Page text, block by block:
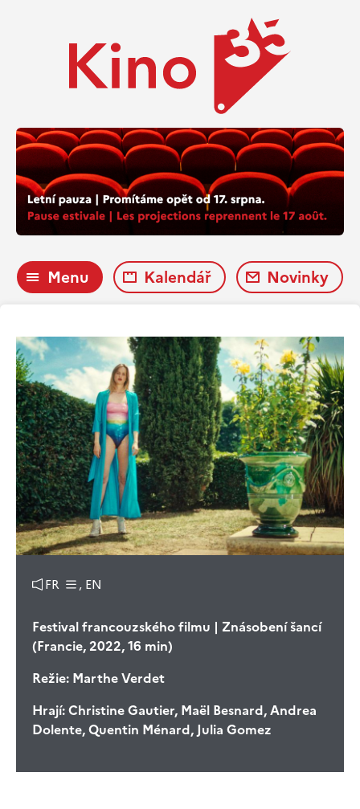
Menu Kalendář Novinky
FR , EN
Festival francouzského filmu | Znásobení šancí
(Francie, 2022, 16 min)
Režie: Marthe Verdet
Hrají:Christine Gautier, Maël Besnard, Andrea
Dolente, Quentin Ménard, Julia Gomez